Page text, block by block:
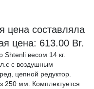
цена составляла
цена: 613.00 Br.
Shtenli весом 14 кг.
с воздушным
цепной редуктор.
250 мм. Комплектуется